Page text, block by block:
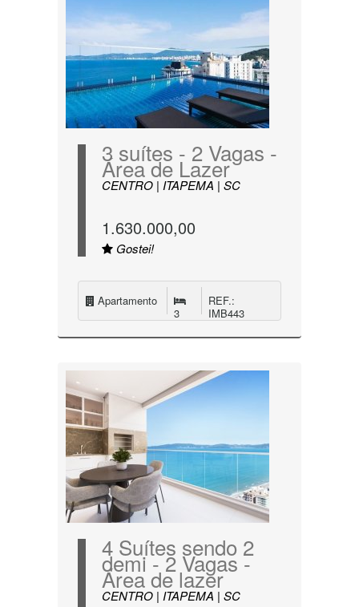
3 suítes - 2 Vagas -
Área de Lazer
CENTRO | ITAPEMA | SC
1.630.000,00
Gostei!
Apartamento
3
REF.:
IMB443
4 Suítes sendo 2
demi - 2 Vagas -
Área de lazer
CENTRO | ITAPEMA | SC